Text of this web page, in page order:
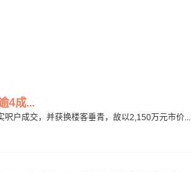
4成...
户成交，并获换楼客垂青，故以2,150万元市价...